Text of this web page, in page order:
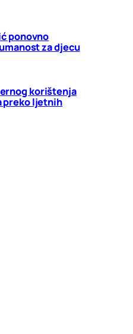
ponovno
za djecu
korištenja
preko ljetnih